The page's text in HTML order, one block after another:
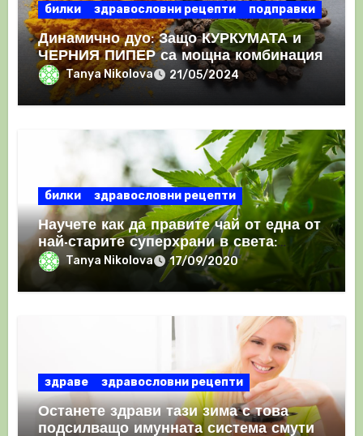
билки здравословни рецепти подправки
Динамично дуо: Защо КУРКУМАТА и
ЧЕРНИЯ ПИПЕР са мощна комбинация
Tanya Nikolova 21/05/2024
билки здравословни рецепти
Научете как да правите чай от една от
най-старите суперхрани в света:
канабисTanya Nikolova 17/09/2020
здраве здравословни рецепти
Останете здрави тази зима с това
подсилващо имунната система смути